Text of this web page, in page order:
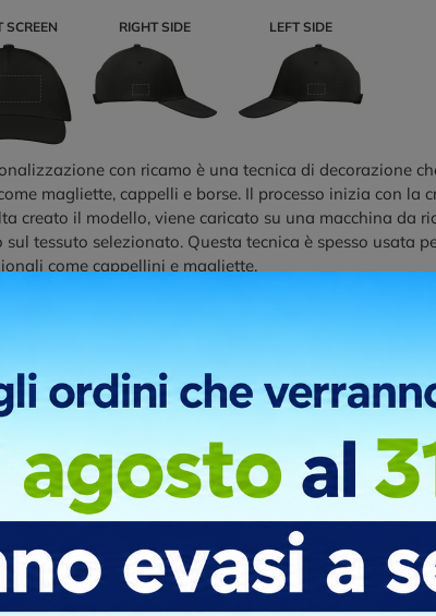
SCREEN RIGHT SIDE LEFT SIDE
con ricamo è una tecnica di decorazione
magliette, cappelli e borse. Il processo inizia con
creato il modello, viene caricato su una macchina da
sul tessuto selezionato. Questa tecnica è spesso usata
come cappellini e magliette.
serigrafico è un processo di stampa che utilizza una
un'immagine su un determinato materiale. Questa
a un foglio di trasferimento speciale, che a sua volta
di stampa